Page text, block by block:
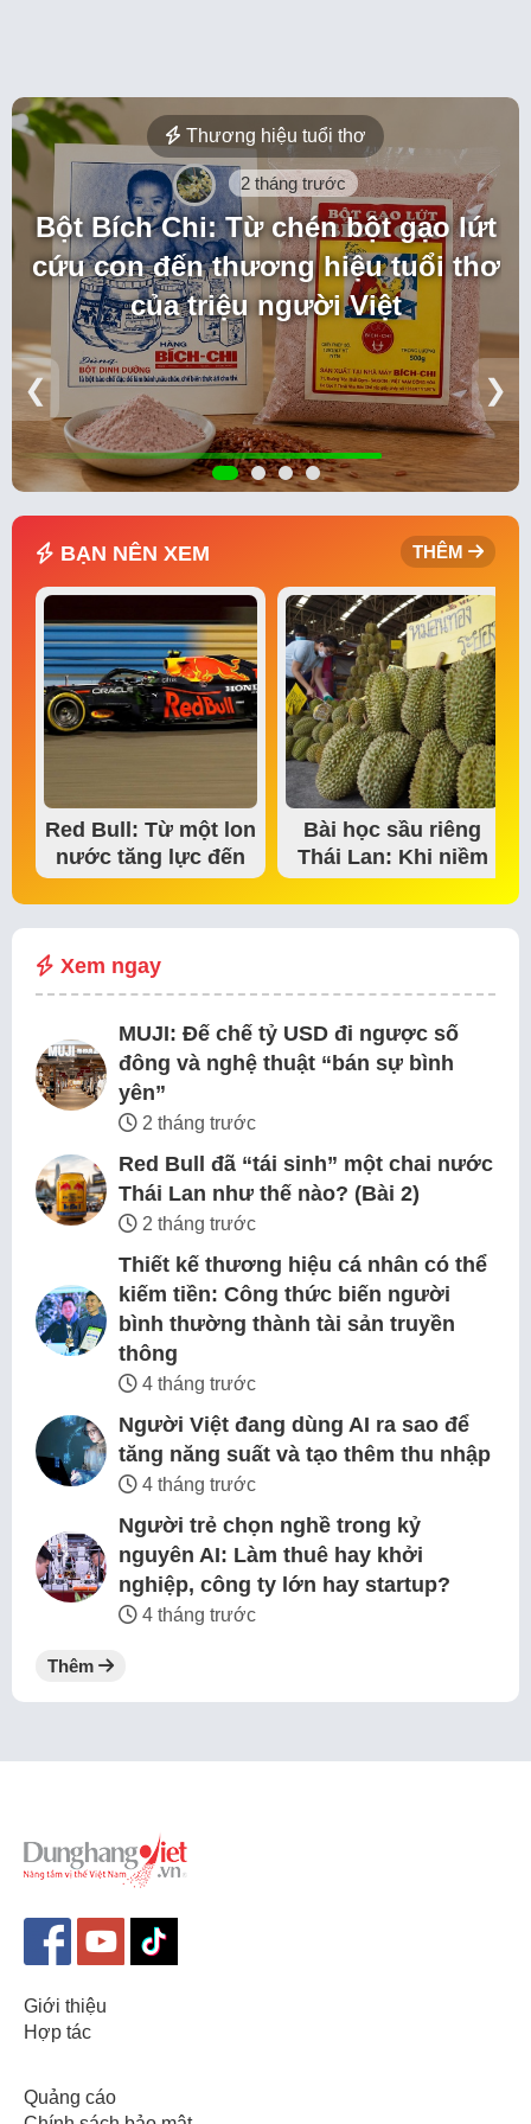
Thương hiệu tuổi thơ
2 tháng trước
Bột Bích Chi: Từ chén bột gạo lứt
cứu con đến thương hiệu tuổi thơ
của triệu người Việt
❮ ❯
BẠN NÊN XEM THÊM
Red Bull: Từ một lon
nước tăng lực đến
đế chế thể…
Bài học sầu riêng
Thái Lan: Khi niềm
tin thị trường bắt…
Xem ngay
MUJI: Đế chế tỷ USD đi ngược số
đông và nghệ thuật “bán sự bình
yên”
2 tháng trước
Red Bull đã “tái sinh” một chai nước
Thái Lan như thế nào? (Bài 2)
2 tháng trước
Thiết kế thương hiệu cá nhân có thể
kiếm tiền: Công thức biến người
bình thường thành tài sản truyền
thông
4 tháng trước
Người Việt đang dùng AI ra sao để
tăng năng suất và tạo thêm thu nhập
4 tháng trước
Người trẻ chọn nghề trong kỷ
nguyên AI: Làm thuê hay khởi
nghiệp, công ty lớn hay startup?
4 tháng trước
Thêm
Giới thiệu
Hợp tác
Quảng cáo